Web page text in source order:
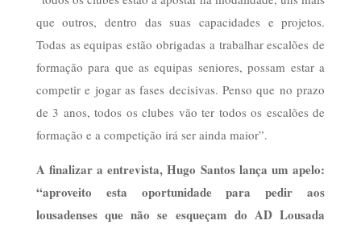
que outros, dentro das suas capacidades e projetos.
Todas as equipas estão obrigadas a trabalhar escalões de
formação para que as equipas seniores, possam estar a
competir e jogar as fases decisivas. Penso que no prazo
de 3 anos, todos os clubes vão ter todos os escalões de
formação e a competição irá ser ainda maior”.
A finalizar a entrevista, Hugo Santos lança um apelo:
“aproveito esta oportunidade para pedir aos
lousadenses que não se esqueçam do AD Lousada